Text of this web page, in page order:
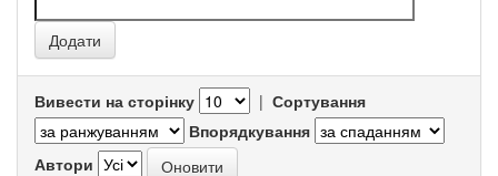
Вивести на сторінку | Сортування
Впорядкування
Автори